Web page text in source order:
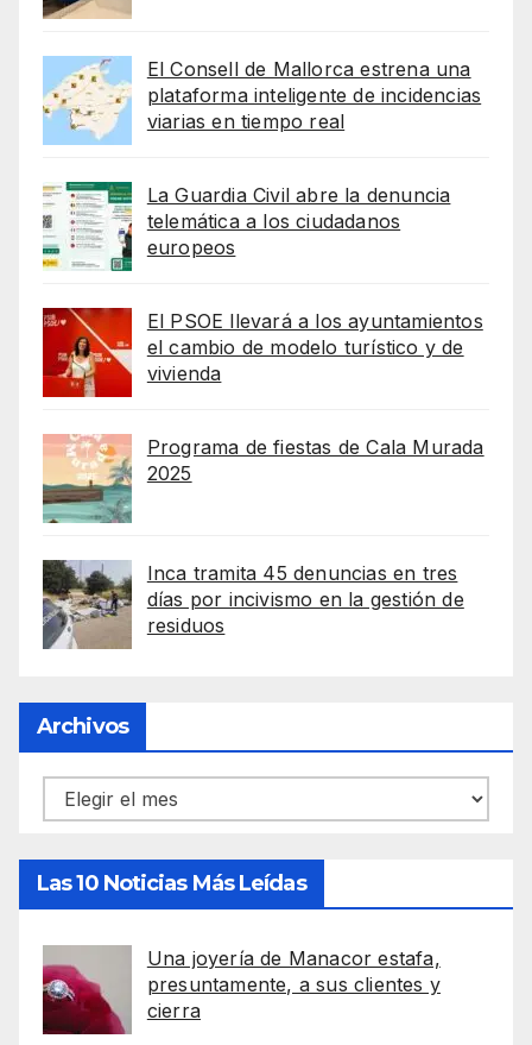
El Consell de Mallorca estrena una
plataforma inteligente de incidencias
viarias en tiempo real
La Guardia Civil abre la denuncia
telemática a los ciudadanos
europeos
El PSOE llevará a los ayuntamientos
el cambio de modelo turístico y de
vivienda
Programa de fiestas de Cala Murada
2025
Inca tramita 45 denuncias en tres
días por incivismo en la gestión de
residuos
Archivos
Archivos
Las 10 Noticias Más Leídas
Una joyería de Manacor estafa,
presuntamente, a sus clientes y
cierra